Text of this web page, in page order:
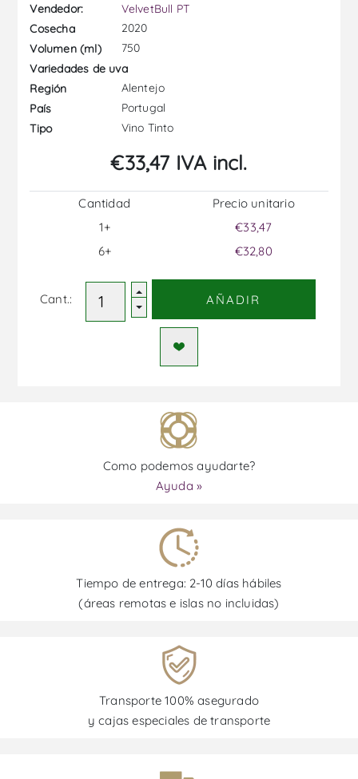
Vendedor:
VelvetBull PT
Cosecha
2020
Volumen (ml)
750
Variedades de uva
Región
Alentejo
País
Portugal
Tipo
Vino Tinto
€33,47 IVA incl.
Cantidad
1+
6+
Precio unitario
€33,47
€32,80
Cant.: AÑADIR
Como podemos ayudarte?
Ayuda »
Tiempo de entrega: 2-10 días hábiles
(áreas remotas e islas no incluidas)
Transporte 100% asegurado
y cajas especiales de transporte